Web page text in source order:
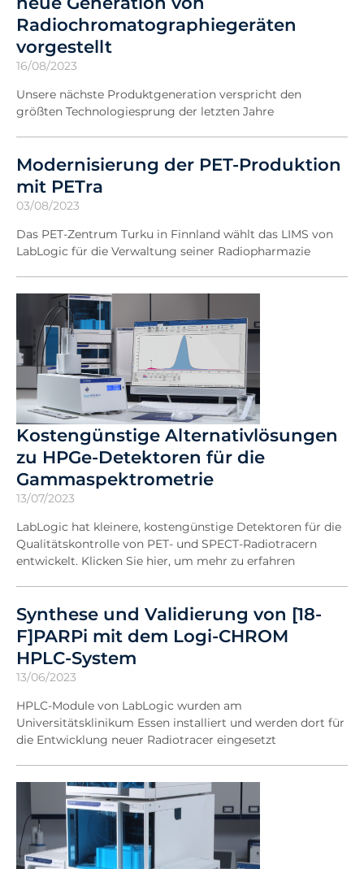
Radiochromatographiegeräten
vorgestellt
16/08/2023
Unsere nächste Produktgeneration verspricht den
größten Technologiesprung der letzten Jahre
Modernisierung der PET-Produktion
mit PETra
03/08/2023
Das PET-Zentrum Turku in Finnland wählt das LIMS von
LabLogic für die Verwaltung seiner Radiopharmazie
Kostengünstige Alternativlösungen
zu HPGe-Detektoren für die
Gammaspektrometrie
13/07/2023
LabLogic hat kleinere, kostengünstige Detektoren für die
Qualitätskontrolle von PET- und SPECT-Radiotracern
entwickelt. Klicken Sie hier, um mehr zu erfahren
Synthese und Validierung von [18-
F]PARPi mit dem Logi-CHROM
HPLC-System
13/06/2023
HPLC-Module von LabLogic wurden am
Universitätsklinikum Essen installiert und werden dort für
die Entwicklung neuer Radiotracer eingesetzt